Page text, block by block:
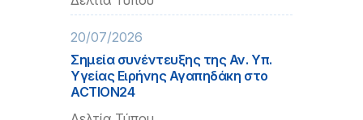
20/07/2026
Σημεία συνέντευξης της Αν. Υπ.
Υγείας Ειρήνης Αγαπηδάκη στο
ACTION24